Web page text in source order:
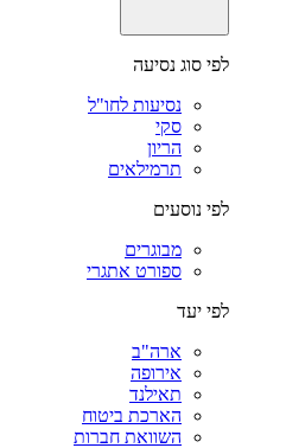
לפי סוג נסיעה
נסיעות לחו"ל
סקי
הריון
תרמילאים
לפי נוסעים
מבוגרים
ספורט אתגרי
לפי יעד
ארה"ב
אירופה
תאילנד
הארכת ביטוח
השוואת חברות